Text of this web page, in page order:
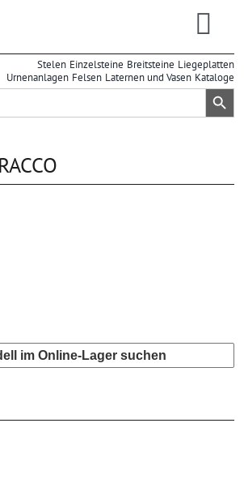
Stelen Einzelsteine Breitsteine Liegeplatten
Urnenanlagen Felsen Laternen und Vasen Kataloge
Search Button
im Online-Lager suchen